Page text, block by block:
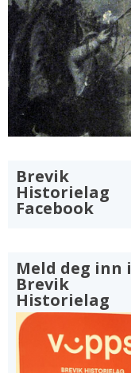
Brevik
Historielag
Facebook
Meld deg inn i
Brevik
Historielag